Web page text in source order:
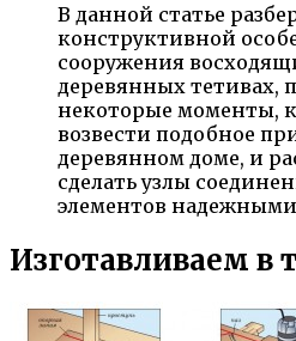
В данной статье
конструктивной
сооружения
деревянных тетивах,
некоторые моменты,
возвести подобное
деревянном доме, и
сделать узлы
элементов
Изготавливаем в